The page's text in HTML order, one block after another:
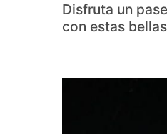
Disfruta un
con estas